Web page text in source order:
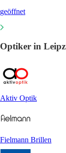
geöffnet
Optiker in
Aktiv Optik
Fielmann Brillen